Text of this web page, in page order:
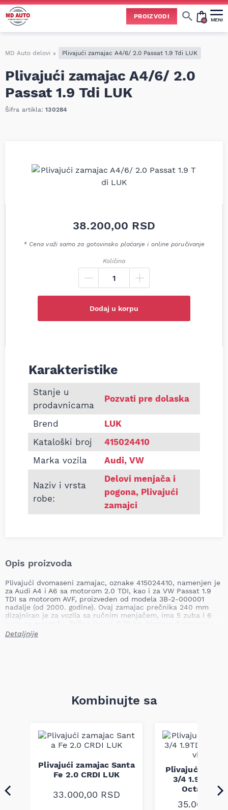
PROIZVODI MENI
MD Auto delovi » Plivajući zamajac A4/6/ 2.0 Passat 1.9 Tdi LUK
Plivajući zamajac A4/6/ 2.0
Passat 1.9 Tdi LUK
Šifra artikla:130284
38.200,00 RSD
* Cena važi samo za gotovinsko plaćanje i online poručivanje
Količina
Dodaj u korpu
Informacije o Plivajući zamajac A4/6/ 2.0 Passat
Karakteristike
Stanje u
prodavnicama
Pozvati pre dolaska
Brend
LUK
Kataloški broj
415024410
Marka vozila
Audi, VW
Naziv i vrsta
robe:
Delovi menjača i
pogona, Plivajući
zamajci
Opis proizvoda
Plivajući dvomaseni zamajac, oznake 415024410, namenjen je
za Audi A4 i A6 sa motorom 2.0 TDI, kao i za VW Passat 1.9
TDI sa motorom AVF, proizveden od modela 3B-2-000001
nadalje (od 2000. godine). Ovaj zamajac prečnika 240 mm
dizajniran je za vozila sa ručnim menjačem, ima 5 zuba i 6
konstrukcija omogućava efikasno prigušivanje vibracija koje
nastaju u radu dizel motora, čime se povećava komfor u
Broj rupa za montažu: 6
11,70 kg
Detaljnije
Kombinujte sa
Plivajući zamajac Santa
Fe 2.0 CRDI LUK
33.000,00 RSD
Plivajući
3/4 1.9TDI,
Octavia
35.000,00